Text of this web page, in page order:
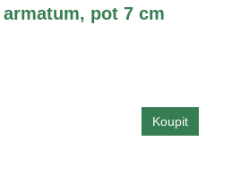
pot 7 cm